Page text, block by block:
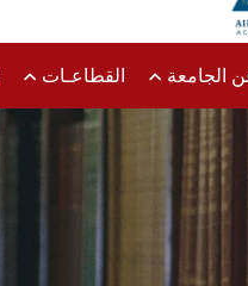
الجامعة القطاعـات